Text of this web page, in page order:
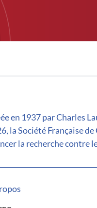
en 1937 par Charles
la Société Française
la recherche contre